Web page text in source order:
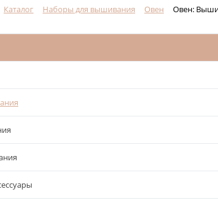
Каталог Наборы для вышивания Овен Овен: